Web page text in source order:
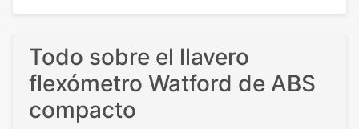
Todo sobre el llavero
flexómetro Watford de ABS
compacto